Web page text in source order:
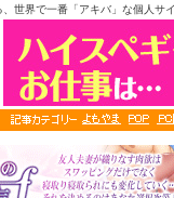
世界で一番「アキバ」な個人サ